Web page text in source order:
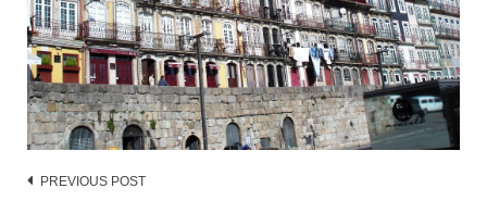
Post
PREVIOUS POST